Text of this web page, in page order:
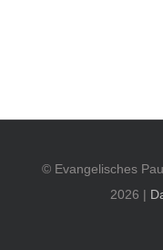
© Evangelisches
2026 |